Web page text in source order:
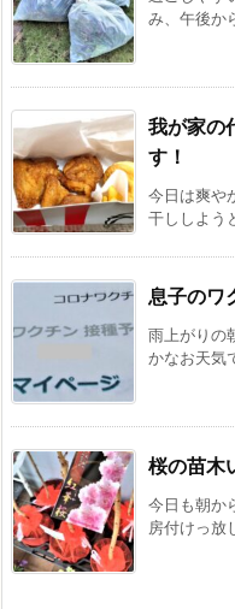
み、午後か
我が家の
す！
今日は爽や
干ししよう
息子のワ
雨上がりの
かなお天気
桜の苗木
今日も朝か
房付けっ放